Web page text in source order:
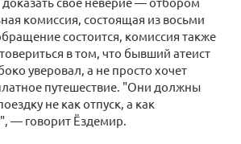
комиссия, состоящая из восьми
состоится, комиссия также
в том, что бывший атеист
уверовал, а не просто хочет
путешествие. "Они должны
не как отпуск, а как
— говорит Ёздемир.